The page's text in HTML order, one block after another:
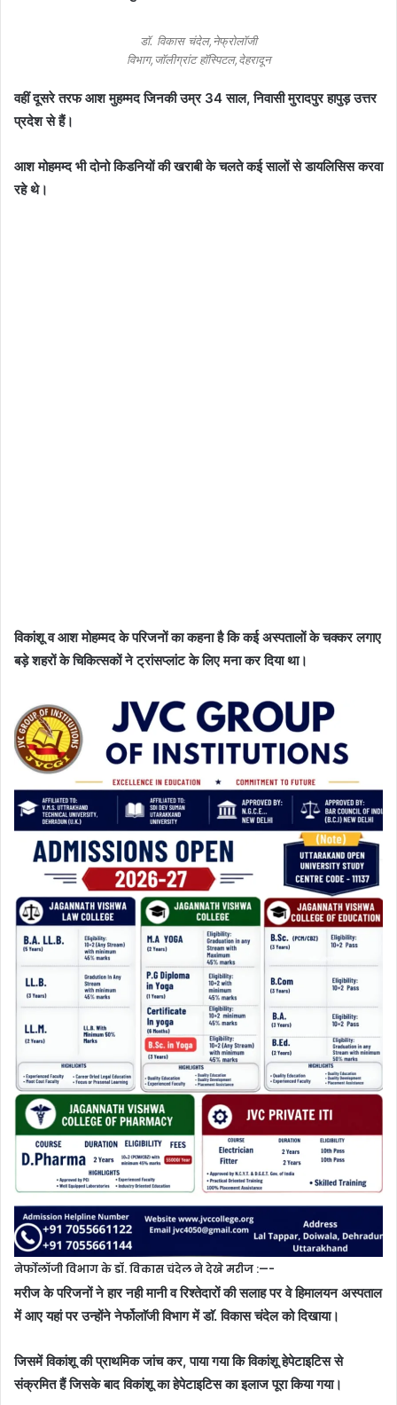
डॉ. विकास चंदेल,नेफ्रोलॉजी
विभाग,जॉलीग्रांट हॉस्पिटल,देहरादून
वहीं दूसरे तरफ आश मुहम्मद जिनकी उम्र 34 साल, निवासी मुरादपुर हापुड़ उत्तर
प्रदेश से हैं।
आश मोहमम्द भी दोनो किडनियों की खराबी के चलते कई सालों से डायलिसिस करवा
रहे थे।
विकांशू व आश मोहम्मद के परिजनों का कहना है कि कई अस्पतालों के चक्कर लगाए
बड़े शहरों के चिकित्सकों ने ट्रांसप्लांट के लिए मना कर दिया था।
नेर्फोलाॅजी विभाग के डाॅ. विकास चंदेल ने देखे मरीज :—-
मरीज के परिजनों ने हार नही मानी व रिश्तेदारों की सलाह पर वे हिमालयन अस्पताल
में आए यहां पर उन्होंने नेर्फोलाॅजी विभाग में डाॅ. विकास चंदेल को दिखाया।
जिसमें विकांशू की प्राथमिक जांच कर, पाया गया कि विकांशू हेपेटाइटिस से
संक्रमित हैं जिसके बाद विकांशू का हेपेटाइटिस का इलाज पूरा किया गया।